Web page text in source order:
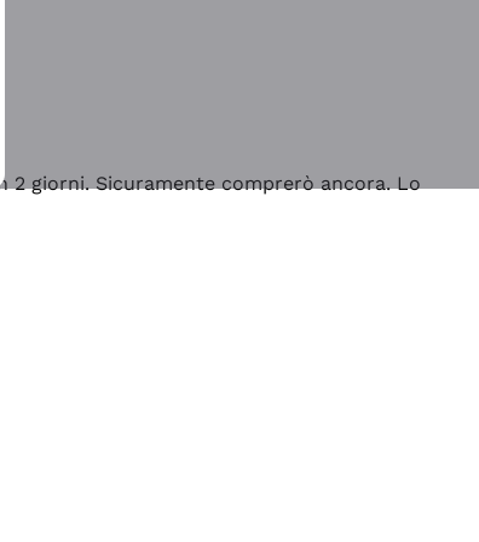
2 giorni. Sicuramente comprerò ancora. Lo